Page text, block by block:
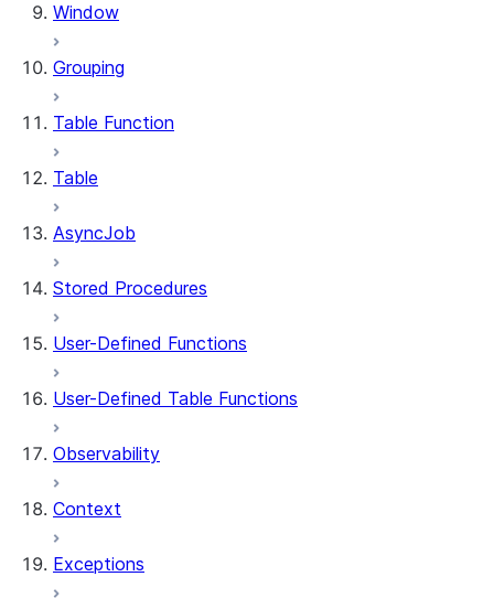
Window
Grouping
Table Function
Table
AsyncJob
Stored Procedures
User-Defined Functions
User-Defined Table Functions
Observability
Context
Exceptions